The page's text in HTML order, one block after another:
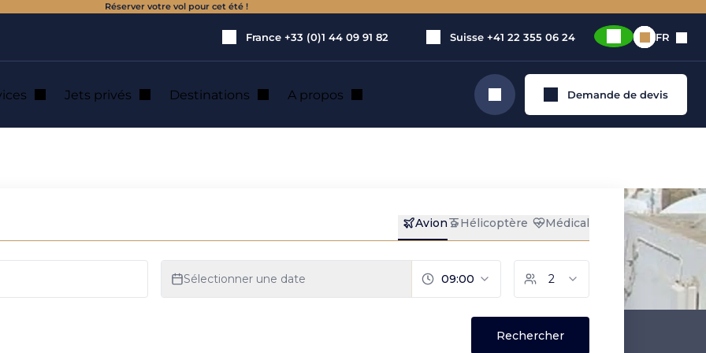
Réserver votre vol pour cet été !
France +33 (0)1 44 09 91 82 Suisse +41 22 355 06 24 FR
Jets privés Destinations A propos Rechercher Demande de devis